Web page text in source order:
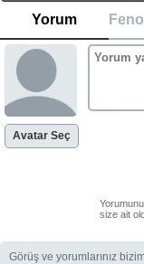
Yorum
Avatar Seç
size ait
Görüş ve yorumlarınız